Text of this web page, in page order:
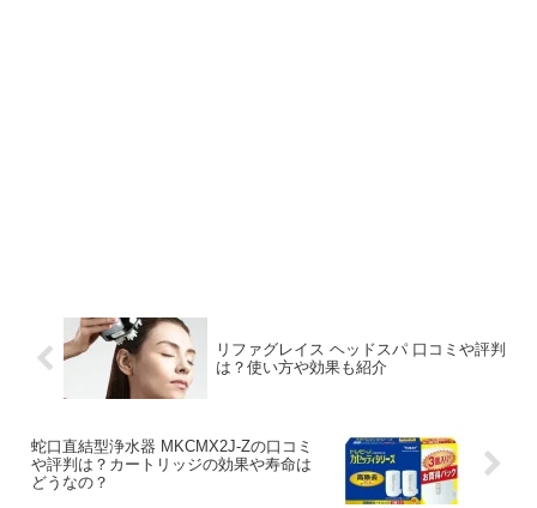
リファグレイス ヘッドスパ 口コミや評判
は？使い方や効果も紹介
蛇口直結型浄水器 MKCMX2J-Zの口コミ
や評判は？カートリッジの効果や寿命は
どうなの？